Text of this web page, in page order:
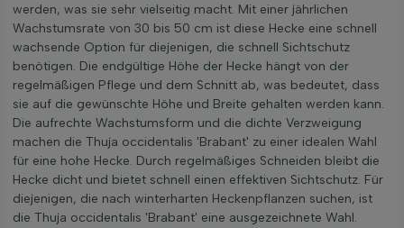
werden, was sie sehr vielseitig macht. Mit einer jährlichen
Wachstumsrate von 30 bis 50 cm ist diese Hecke eine schnell
wachsende Option für diejenigen, die schnell Sichtschutz
benötigen. Die endgültige Höhe der Hecke hängt von der
regelmäßigen Pflege und dem Schnitt ab, was bedeutet, dass
sie auf die gewünschte Höhe und Breite gehalten werden kann.
Die aufrechte Wachstumsform und die dichte Verzweigung
machen die Thuja occidentalis 'Brabant' zu einer idealen Wahl
für eine hohe Hecke. Durch regelmäßiges Schneiden bleibt die
Hecke dicht und bietet schnell einen effektiven Sichtschutz. Für
diejenigen, die nach winterharten Heckenpflanzen suchen, ist
die Thuja occidentalis 'Brabant' eine ausgezeichnete Wahl.